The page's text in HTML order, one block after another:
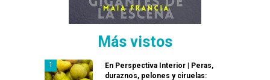
Más vistos
En Perspectiva Interior | Peras,
duraznos, pelones y ciruelas: